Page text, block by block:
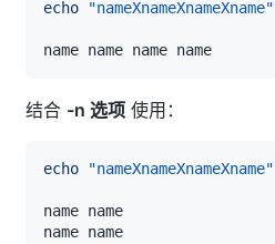
echo "nameXnameXnameXname"
结合 -n 选项 使用：
echo "nameXnameXnameXname"